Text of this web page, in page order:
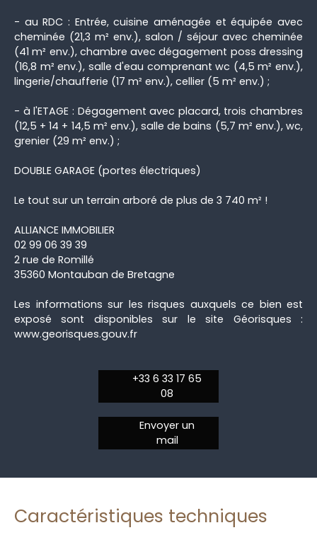
- au RDC : Entrée, cuisine aménagée et équipée avec
cheminée (21,3 m² env.), salon / séjour avec cheminée
(41 m² env.), chambre avec dégagement poss dressing
(16,8 m² env.), salle d'eau comprenant wc (4,5 m² env.),
lingerie/chaufferie (17 m² env.), cellier (5 m² env.) ;
- à l'ETAGE : Dégagement avec placard, trois chambres
(12,5 + 14 + 14,5 m² env.), salle de bains (5,7 m² env.), wc,
grenier (29 m² env.) ;
DOUBLE GARAGE (portes électriques)
Le tout sur un terrain arboré de plus de 3 740 m² !
ALLIANCE IMMOBILIER
02 99 06 39 39
2 rue de Romillé
35360 Montauban de Bretagne
Les informations sur les risques auxquels ce bien est
exposé sont disponibles sur le site Géorisques :
www.georisques.gouv.fr
+33 6 33 17 65
08
Envoyer un
mail
Caractéristiques techniques